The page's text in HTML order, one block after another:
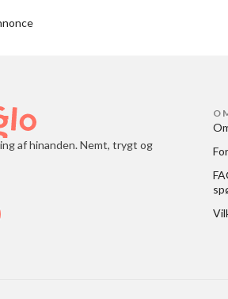
af hinanden. Nemt, trygt og